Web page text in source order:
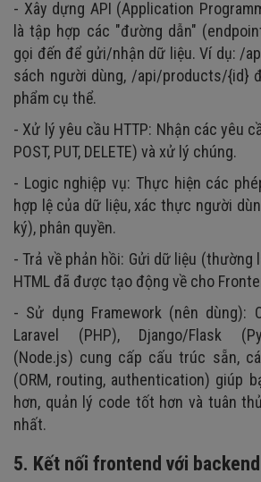
- Xây dựng API (Application
là tập hợp các "đường dẫn"
gọi đến để gửi/nhận dữ liệu. Ví dụ: /
sách người dùng, /api/products/{id}
phẩm cụ thể.
- Xử lý yêu cầu HTTP: Nhận các yêu
POST, PUT, DELETE) và xử lý chúng.
- Logic nghiệp vụ: Thực hiện các
hợp lệ của dữ liệu, xác thực người
ký), phân quyền.
- Trả về phản hồi: Gửi dữ liệu (thường
HTML đã được tạo động về cho
- Sử dụng Framework (nên dùng):
Laravel (PHP), Django/Flask
(Node.js) cung cấp cấu trúc sẵn,
(ORM, routing, authentication) giúp
hơn, quản lý code tốt hơn và tuân
nhất.
5. Kết nối frontend với backend